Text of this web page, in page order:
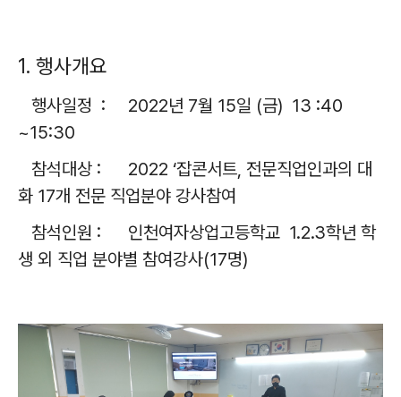
1. 행사개요
행사일정 : 2022년 7월 15일 (금) 13 :40
~15:30
참석대상 : 2022 ‘잡콘서트, 전문직업인과의 대
화 17개 전문 직업분야 강사참여
참석인원 :
인천여자상업고등학교 1.2.3학년 학
생 외 직업 분야별 참여강사(17명)